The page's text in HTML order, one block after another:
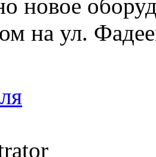
новое
на ул.